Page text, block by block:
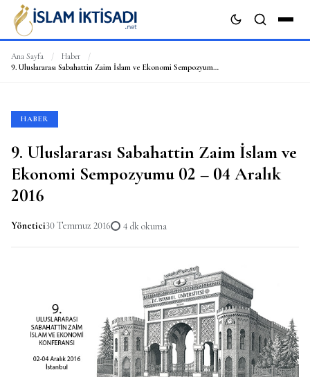
ARA
Ana Sayfa / Haber
/
9. Uluslararası Sabahattin Zaim İslam ve Ekonomi Sempozyumu 02 – 04 Aralık 2016
HABER
9. Uluslararası Sabahattin Zaim İslam ve
Ekonomi Sempozyumu 02 – 04 Aralık
2016
Yönetici30 Temmuz 2016 4 dk okuma